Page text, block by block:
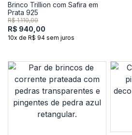
Brinco Trillion com Safira em
Prata 925
R$ 1.110,00
R$ 940,00
10x de R$ 94 sem juros